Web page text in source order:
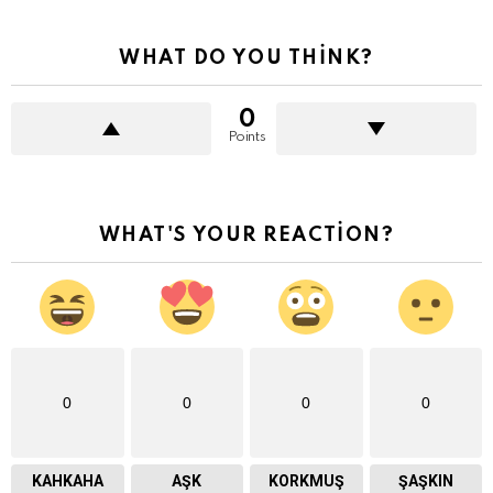
WHAT DO YOU THINK?
0
Points
WHAT'S YOUR REACTION?
0
KAHKAHA
0
AŞK
0
KORKMUŞ
0
ŞAŞKIN